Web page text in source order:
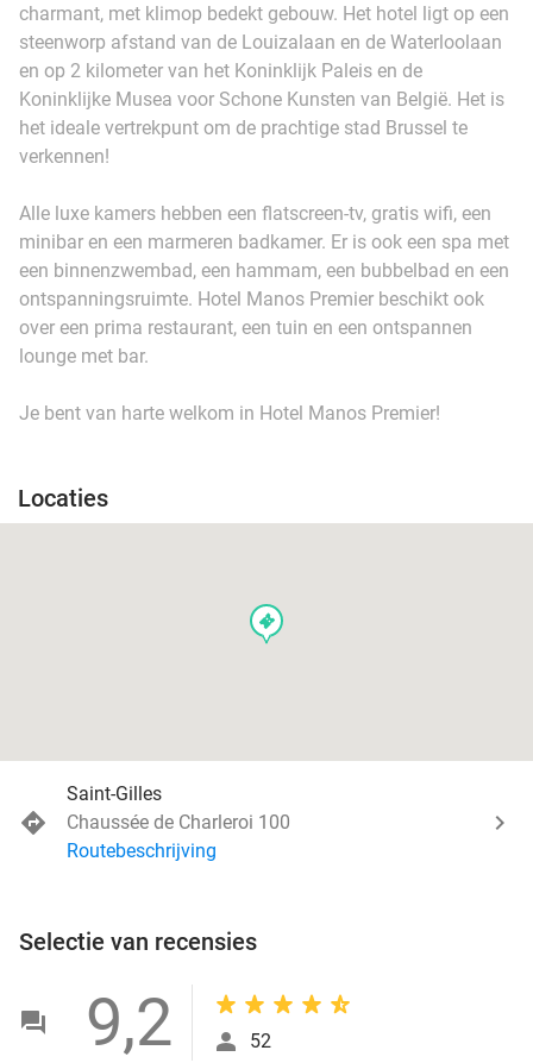
charmant, met klimop bedekt gebouw. Het hotel ligt op een
steenworp afstand van de Louizalaan en de Waterloolaan
en op 2 kilometer van het Koninklijk Paleis en de
Koninklijke Musea voor Schone Kunsten van België. Het is
het ideale vertrekpunt om de prachtige stad Brussel te
verkennen!
Alle luxe kamers hebben een flatscreen-tv, gratis wifi, een
minibar en een marmeren badkamer. Er is ook een spa met
een binnenzwembad, een hammam, een bubbelbad en een
ontspanningsruimte. Hotel Manos Premier beschikt ook
over een prima restaurant, een tuin en een ontspannen
lounge met bar.
Je bent van harte welkom in Hotel Manos Premier!
Locaties
events
Saint-Gilles
Chaussée de Charleroi 100
Routebeschrijving
Selectie van recensies
9,2 52